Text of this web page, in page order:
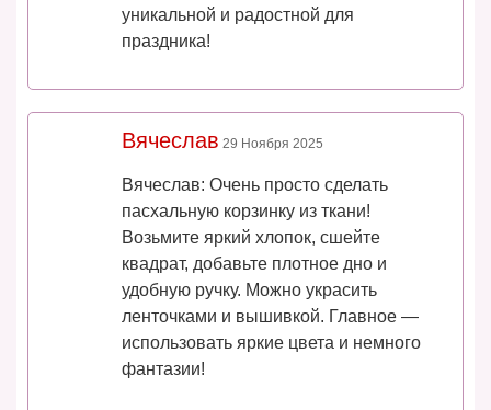
уникальной и радостной для
праздника!
Вячеслав 29 Ноября 2025
Вячеслав: Очень просто сделать
пасхальную корзинку из ткани!
Возьмите яркий хлопок, сшейте
квадрат, добавьте плотное дно и
удобную ручку. Можно украсить
ленточками и вышивкой. Главное —
использовать яркие цвета и немного
фантазии!